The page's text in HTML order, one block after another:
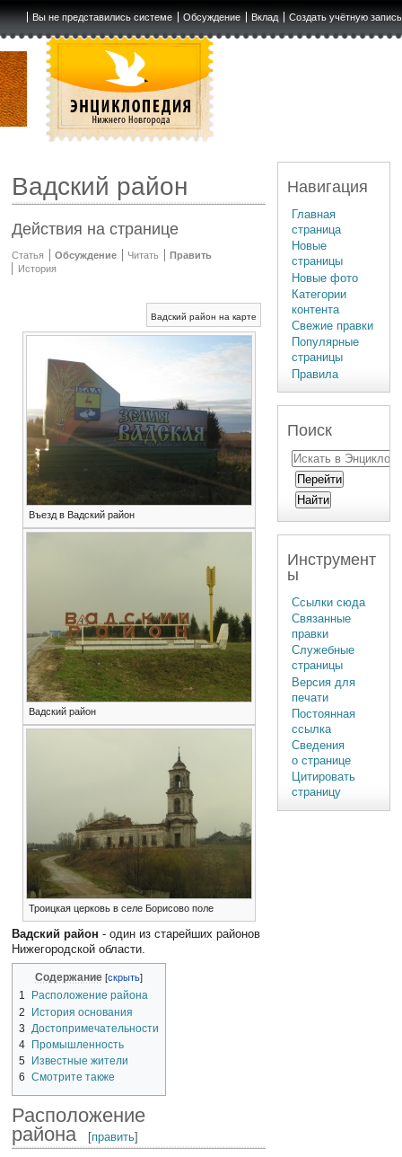
Вы не представились системе Обсуждение Вклад Создать учётную запись
Вадский район
Действия на странице
Статья Обсуждение Читать
Править
История
Вадский район на карте
Въезд в Вадский район
Вадский район
Троицкая церковь в селе Борисово поле
Вадский район - один из старейших районов
Нижегородской области.
Содержание
1
Расположение района
2
История основания
3
Достопримечательности
4
Промышленность
5
Известные жители
6
Смотрите также
Расположение
района
[править]
Навигация
Главная
страница
Новые
страницы
Новые фото
Категории
контента
Свежие правки
Популярные
страницы
Правила
Поиск
Инструмент
ы
Ссылки сюда
Связанные
правки
Служебные
страницы
Версия для
печати
Постоянная
ссылка
Сведения
о странице
Цитировать
страницу